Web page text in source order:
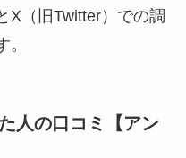
はある？
おむつ用ゴミ箱はい
できるか調べてみた
X（旧Twitter）での調
人の口コミ【アン